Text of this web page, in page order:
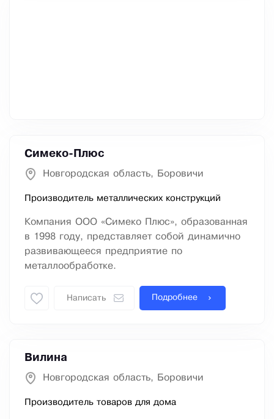
Симеко-Плюс
Новгородская область, Боровичи
Производитель металлических конструкций
Компания ООО «Симеко Плюс», образованная
в 1998 году, представляет собой динамично
развивающееся предприятие по
металлообработке.
Написать Подробнее
Вилина
Новгородская область, Боровичи
Производитель товаров для дома